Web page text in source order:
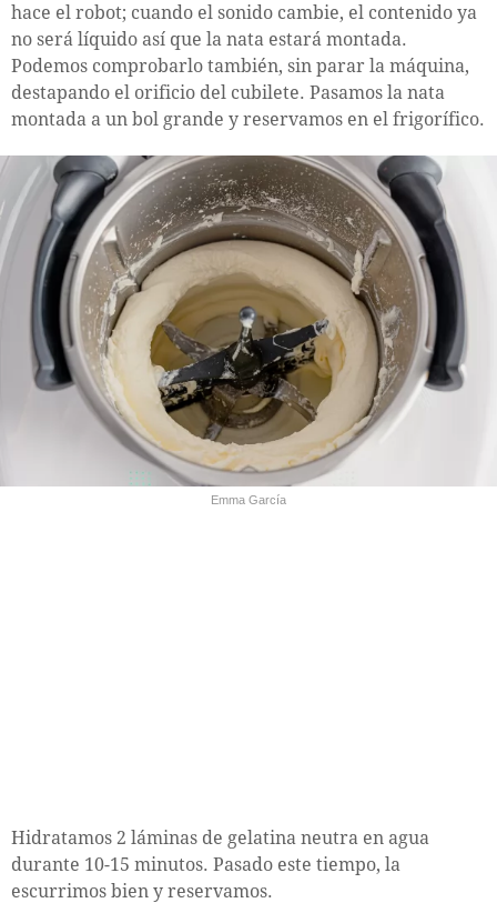
hace el robot; cuando el sonido cambie, el contenido ya
no será líquido así que la nata estará montada.
Podemos comprobarlo también, sin parar la máquina,
destapando el orificio del cubilete. Pasamos la nata
montada a un bol grande y reservamos en el frigorífico.
Emma García
Hidratamos 2 láminas de gelatina neutra en agua
durante 10-15 minutos. Pasado este tiempo, la
escurrimos bien y reservamos.